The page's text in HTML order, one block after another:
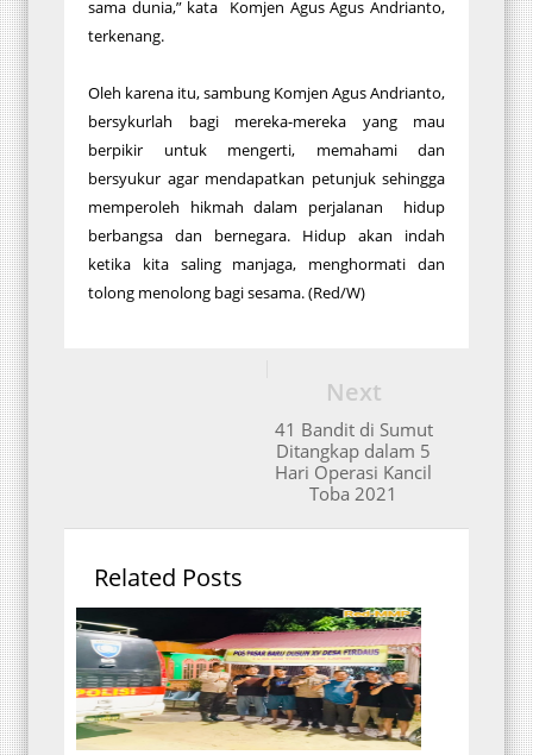
sama dunia,” kata Komjen Agus Agus Andrianto,
terkenang.
Oleh karena itu, sambung Komjen Agus Andrianto,
bersykurlah bagi mereka-mereka yang mau
berpikir untuk mengerti, memahami dan
bersyukur agar mendapatkan petunjuk sehingga
memperoleh hikmah dalam perjalanan hidup
berbangsa dan bernegara. Hidup akan indah
ketika kita saling manjaga, menghormati dan
tolong menolong bagi sesama. (Red/W)
Next
41 Bandit di Sumut
Ditangkap dalam 5
Hari Operasi Kancil
Toba 2021
Related Posts